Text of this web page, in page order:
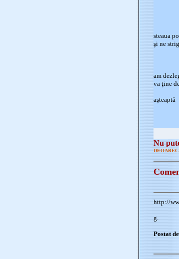
steaua
şi ne
am
va ţine
aşteaptă
Nu
http://
g.
Postat